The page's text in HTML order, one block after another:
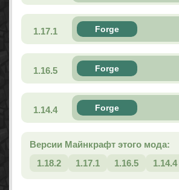
1.17.1 Forge
1.16.5 Forge
1.14.4 Forge
Версии Майнкрафт этого мода:
1.18.2
1.17.1 1.16.5 1.14.4